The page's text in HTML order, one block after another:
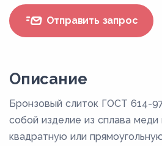
Отправить запрос
Описание
Бронзовый слиток ГОСТ 614-
собой изделие из сплава
квадратную или